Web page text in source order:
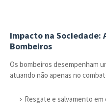
Impacto na Sociedade:
Bombeiros
Os bombeiros desempenham
atuando não apenas no
Resgate e salvamento